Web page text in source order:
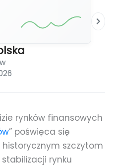
rynków finansowych
” poświęca się
szczytom
stabilizacji rynku